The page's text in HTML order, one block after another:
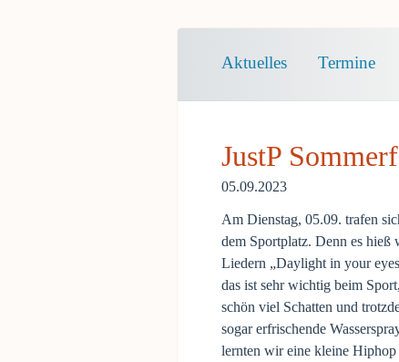
Navigation
Aktuelles Termine
JustP
05.09.2023
Am Dienstag, 05.09. trafen
dem Sportplatz. Denn es hieß
Liedern „Daylight in your
das ist sehr wichtig beim
schön viel Schatten und
sogar erfrischende
lernten wir eine kleine